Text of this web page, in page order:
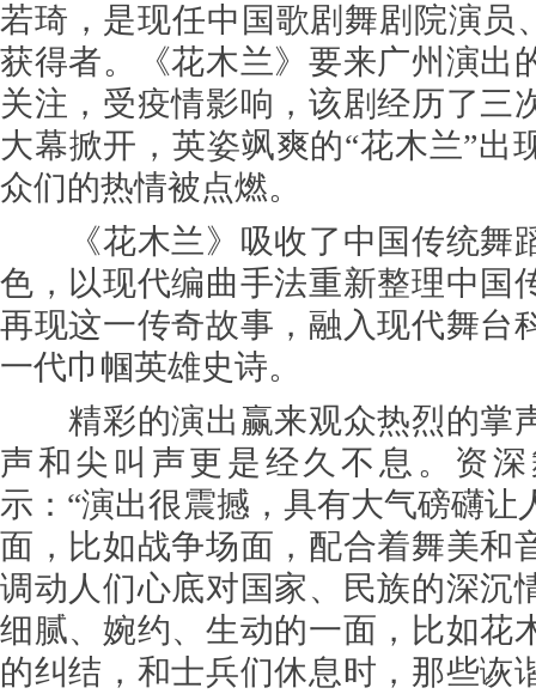
若琦，是现任中国歌剧舞剧院演员
获得者。《花木兰》要来广州演出
关注，受疫情影响，该剧经历了三
大幕掀开，英姿飒爽的“花木兰”出
众们的热情被点燃。
《花木兰》吸收了中国传统舞
色，以现代编曲手法重新整理中国
再现这一传奇故事，融入现代舞台
一代巾帼英雄史诗。
精彩的演出赢来观众热烈的掌
声和尖叫声更是经久不息。资
示：“演出很震撼，具有大气磅礴让
面，比如战争场面，配合着舞美和
调动人们心底对国家、民族的深沉
细腻、婉约、生动的一面，比如花
的纠结，和士兵们休息时，那些诙